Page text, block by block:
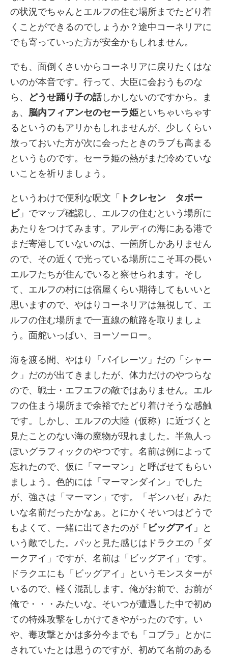
の状況でちゃんとエルフの住む場所までたどり着
くことができるのでしょうか？途中コーネリアに
でも寄っていった方が安全かもしれません。
でも、面倒くさいからコーネリアに戻りたくはな
いのが本音です。行って、大臣に会おうものな
ら、
どうせ踊り子の話しかしないのですから。ま
ぁ、 脳内フィアンセのセーラ姫といちゃいちゃす
るというのもアリかもしれませんが、少しくらい
放っておいた方が次に会ったときのラブも高まる
というものです。セーラ姫の熱がまだ冷めていな
いことを祈りましょう。
というわけで便利な呪文「
トクレセン タボー
ビ」でマップ確認し、エルフの住むという場所に
あたりをつけてみます。アルディの海にある港で
まだ寄港していないのは、一箇所しかありません
ので、その近くで光っている場所にこそ耳の長い
エルフたちが住んでいると察せられます。そし
て、エルフの村には宿屋くらい期待してもいいと
思いますので、やはりコーネリアは無視して、エ
ルフの住む場所まで一直線の航路を取りましょ
う。面舵いっぱい、ヨーソーロー。
海を渡る間、やはり「パイレーツ」だの「シャー
ク」だのが出てきましたが、体力だけのやつらな
ので、戦士・エフエフの敵ではありません。エル
フの住まう場所まで余裕でたどり着けそうな感触
です。しかし、エルフの大陸（仮称）に近づくと
見たことのない海の魔物が現れました。半魚人っ
ぽいグラフィックのやつです。名前は例によって
忘れたので、仮に「マーマン」と呼ばせてもらい
ましょう。色的には「マーマンダイン」でした
が、強さは「マーマン」です。「ギンハゼ」みた
いな名前だったかなぁ。とにかくそいつはどうで
もよくて、一緒に出てきたのが「 ビッグアイ 」と
いう敵でした。パッと見た感じはドラクエの「ダ
ークアイ」ですが、名前は「ビッグアイ」です。
ドラクエにも「ビッグアイ」というモンスターが
いるので、軽く混乱します。俺がお前で、お前が
俺で・・・みたいな。そいつが遭遇した中で初め
ての特殊攻撃をしかけてきやがったのです。い
や、毒攻撃とかは多分今までも「コブラ」とかに
されていたとは思うのですが、初めて名前のある